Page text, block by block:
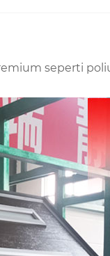
seperti